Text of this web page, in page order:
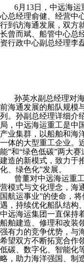
6月13日，中远海
心总经理俞健、经营中
行到访海通发展，双方
长曾而斌、船管中心总
资行政中心副总经理李
孙英水副总经理对
前海通发展的船队规模
列。孙副总经理详细介
局，中远海运重工是中
产业集群，以船舶和海
一体的大型重工企业。
能”和“绿色低碳”两大
建造的新模式，致力于
化、绿色化”发展。
曾董对中远海运重
营模式与文化理念，海
国航运事业”的使命，
遇，持续优化船队结构
中远海运集团一直保持
船舶建造、修理和改装
强有力的竞争优势，与
希望双方不断拓宽合作
低碳、数字化、智能化
略，助力海洋强国、制